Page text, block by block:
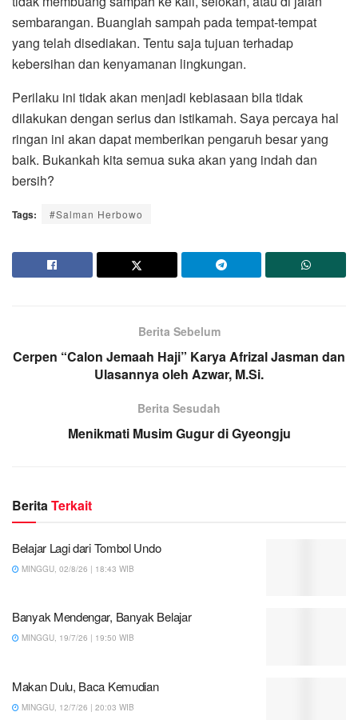
sembarangan. Buanglah sampah pada tempat-tempat
yang telah disediakan. Tentu saja tujuan terhadap
kebersihan dan kenyamanan lingkungan.
Perilaku ini tidak akan menjadi kebiasaan bila tidak
dilakukan dengan serius dan istikamah. Saya percaya hal
ringan ini akan dapat memberikan pengaruh besar yang
baik. Bukankah kita semua suka akan yang indah dan
bersih?
Tags: #Salman Herbowo
Berita Sebelum
Cerpen “Calon Jemaah Haji” Karya Afrizal Jasman dan
Ulasannya oleh Azwar, M.Si.
Berita Sesudah
Menikmati Musim Gugur di Gyeongju
BeritaTerkait
Belajar Lagi dari Tombol Undo
MINGGU, 02/8/26 | 18:43 WIB
Banyak Mendengar, Banyak Belajar
MINGGU, 19/7/26 | 19:50 WIB
Makan Dulu, Baca Kemudian
MINGGU, 12/7/26 | 20:03 WIB